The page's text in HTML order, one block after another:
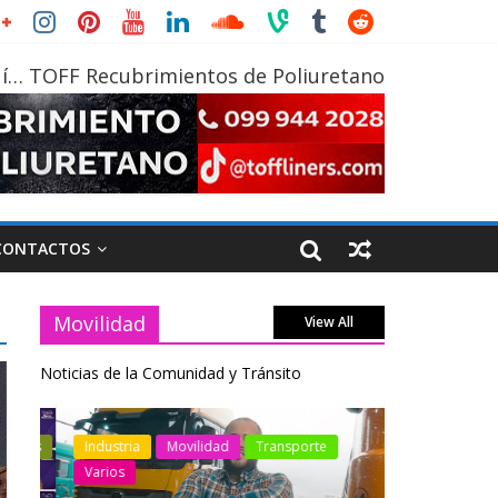
TOFF Recubrimientos de Poliuretano
Movilidad View All
Noticias de la Comunidad y Tránsito
Industria Movilidad
Transporte
Varios